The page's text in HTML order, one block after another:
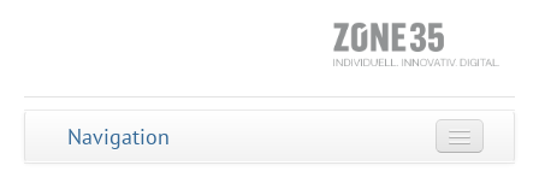
Navigation